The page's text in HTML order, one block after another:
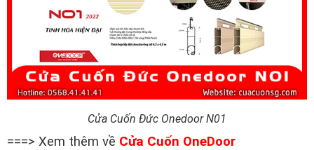
Cửa Cuốn Đức Onedoor N01
===> Xem thêm về Cửa Cuốn OneDoor